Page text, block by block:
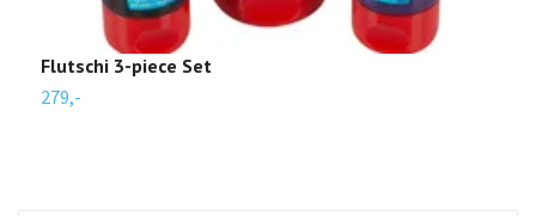
Flutschi 3-piece Set
279,-